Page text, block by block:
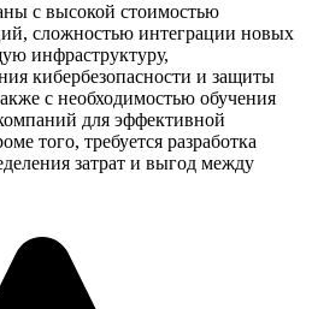
с высокой стоимостью
сложностью интеграции новых
инфраструктуру,
кибербезопасности и защиты
с необходимостью обучения
для эффективной
того, требуется разработка
затрат и выгод между